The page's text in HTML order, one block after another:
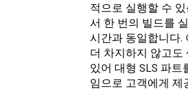
적으로 실행할 수
서 한 번의 빌드를
시간과 동일합니다.
더 차지하지 않고도
있어 대형 SLS 파
임으로 고객에게 제